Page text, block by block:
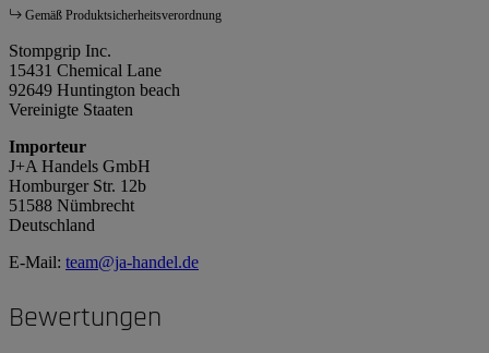
Gemäß Produktsicherheitsverordnung
Stompgrip Inc.
15431 Chemical Lane
92649 Huntington beach
Vereinigte Staaten
Importeur
J+A Handels GmbH
Homburger Str. 12b
51588 Nümbrecht
Deutschland
E-Mail: team@ja-handel.de
Bewertungen